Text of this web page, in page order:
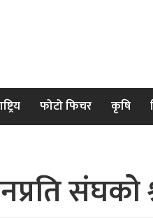
फोटो फिचर कृषि
संघको